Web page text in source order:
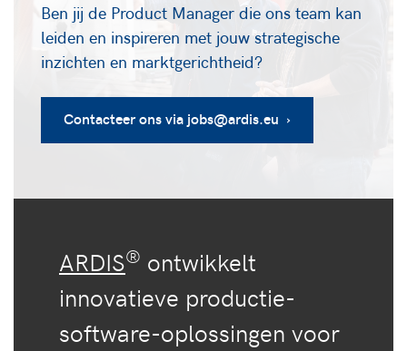
Ben jij de Product Manager die ons team kan
leiden en inspireren met jouw strategische
inzichten en marktgerichtheid?
Contacteer ons via jobs@ardis.eu ›
ARDIS® ontwikkelt
innovatieve productie-
software-oplossingen voor